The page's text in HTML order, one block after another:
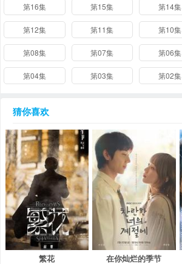
第16集 第15集 第14集
第12集 第11集 第10集
第08集 第07集 第06集
第04集 第03集 第02集
猜你喜欢
繁花 在你灿烂的季节